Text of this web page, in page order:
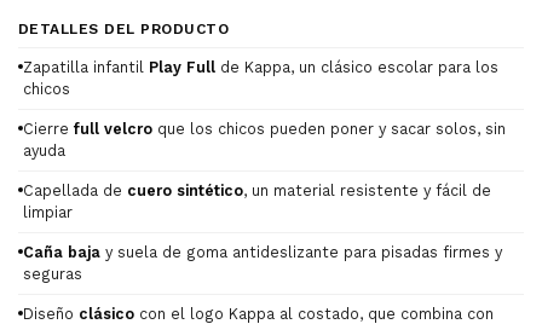
DETALLES DEL PRODUCTO
Zapatilla infantil Play Full de Kappa, un clásico escolar para los
chicos
Cierre full velcro que los chicos pueden poner y sacar solos, sin
ayuda
Capellada de cuero sintético, un material resistente y fácil de
limpiar
Caña baja y suela de goma antideslizante para pisadas firmes y
seguras
Diseño clásico con el logo Kappa al costado, que combina con